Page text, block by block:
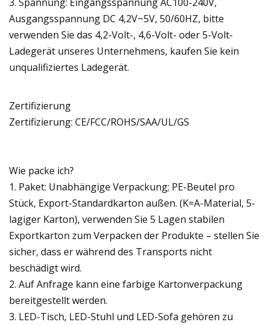
Ausgangsspannung DC 4,2V~5V, 50/60HZ, bitte
verwenden Sie das 4,2-Volt-, 4,6-Volt- oder 5-Volt-
Ladegerät unseres Unternehmens, kaufen Sie kein
unqualifiziertes Ladegerät.
Zertifizierung
Zertifizierung: CE/FCC/ROHS/SAA/UL/GS
Wie packe ich?
1. Paket: Unabhängige Verpackung; PE-Beutel pro
Stück, Export-Standardkarton außen. (K=A-Material, 5-
lagiger Karton), verwenden Sie 5 Lagen stabilen
Exportkarton zum Verpacken der Produkte – stellen Sie
sicher, dass er während des Transports nicht
beschädigt wird.
2. Auf Anfrage kann eine farbige Kartonverpackung
bereitgestellt werden.
3. LED-Tisch, LED-Stuhl und LED-Sofa gehören zu